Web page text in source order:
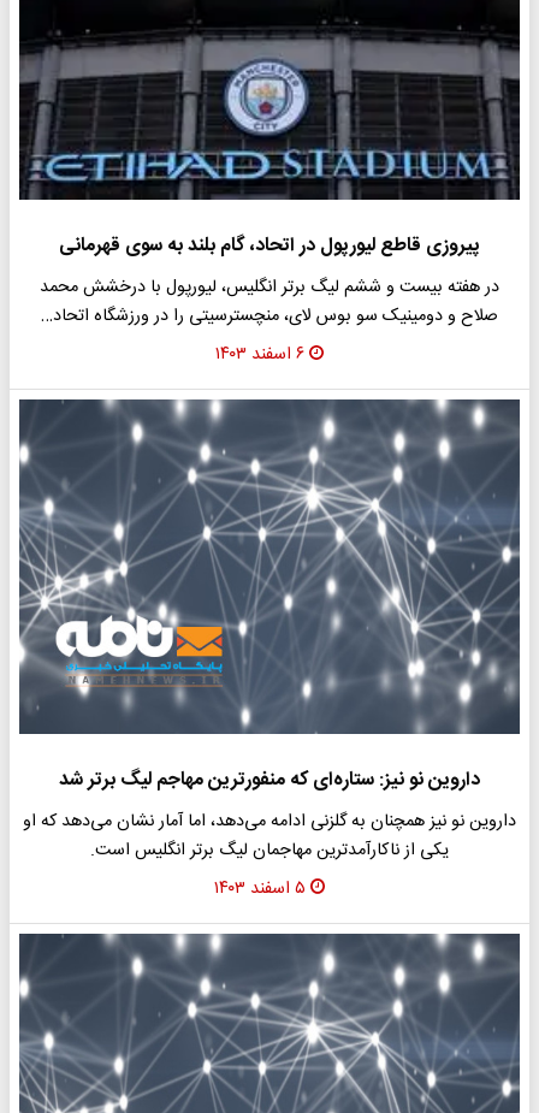
پیروزی قاطع لیورپول در اتحاد، گام بلند به سوی قهرمانی
در هفته بیست و ششم لیگ برتر انگلیس، لیورپول با درخشش محمد
صلاح و دومینیک سو بوس لای، منچسترسیتی را در ورزشگاه اتحاد…
۶ اسفند ۱۴۰۳
داروین نو نیز: ستاره‌ای که منفورترین مهاجم لیگ برتر شد
داروین نو نیز همچنان به گلزنی ادامه می‌دهد، اما آمار نشان می‌دهد که او
یکی از ناکارآمدترین مهاجمان لیگ برتر انگلیس است.
۵ اسفند ۱۴۰۳